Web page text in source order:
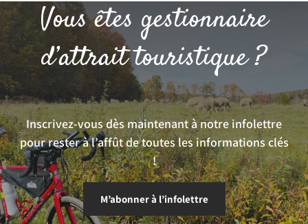
Vous êtes gestionnaire
d’attrait touristique ?
Inscrivez-vous dès maintenant à notre infolettre
pour rester à l’affût de toutes les informations clés
!
M’abonner à l’infolettre